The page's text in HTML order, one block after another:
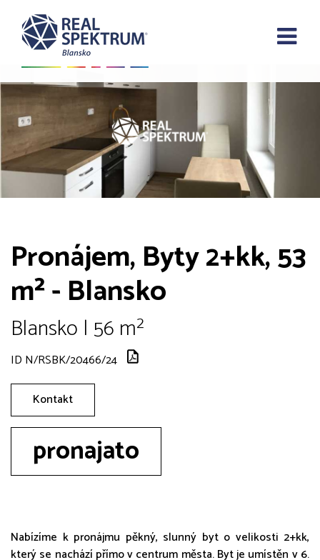
Pronájem, Byty 2+kk, 53
m² - Blansko
Blansko | 56 m²
ID N/RSBK/20466/24
Kontakt
pronajato
Nabízíme k pronájmu pěkný, slunný byt o velikosti 2+kk,
který se nachází přímo v centrum města. Byt je umístěn v 6.